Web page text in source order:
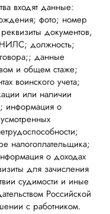
входят данные:
фото; номер
документов,
должность;
данные
и общем стаже;
воинского учета;
или наличии
информация о
налогоплательщика;
о доходах
для зачисления
судимости и иные
Российской
с работником.